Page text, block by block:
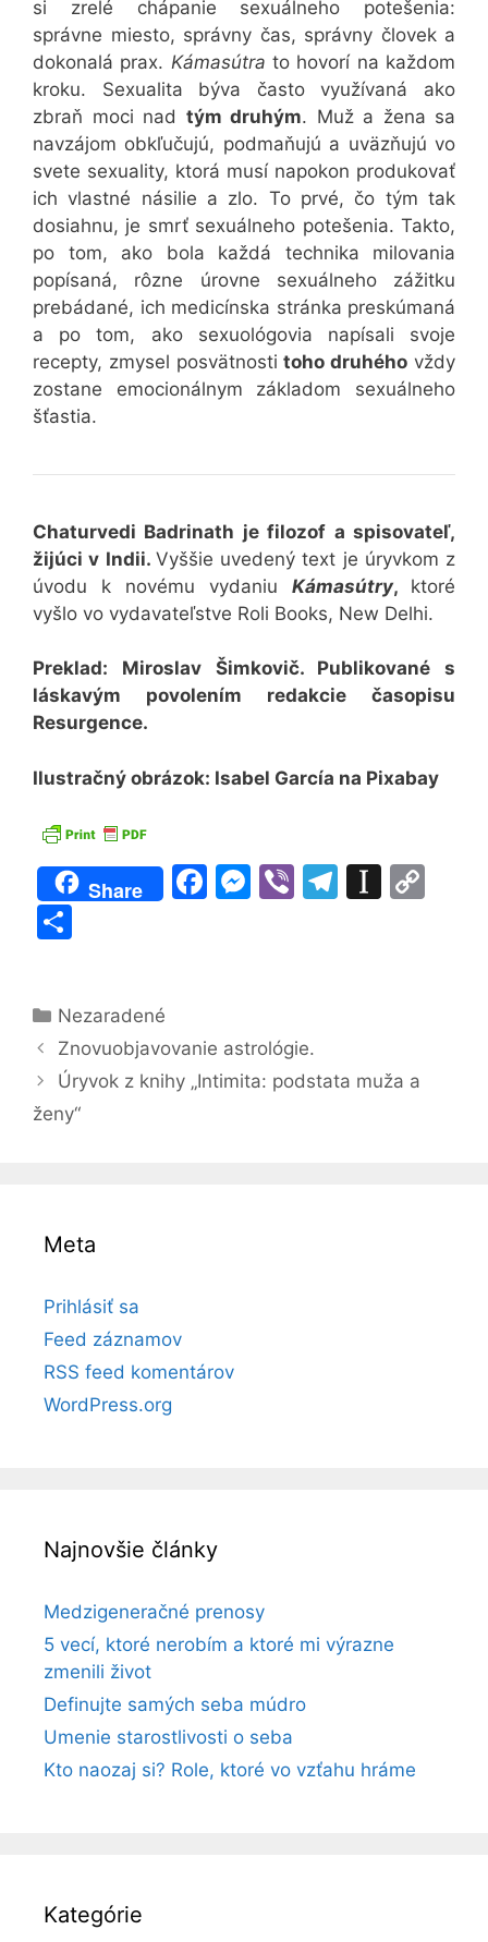
si zrelé chápanie sexuálneho potešenia:
správne miesto, správny čas, správny človek a
dokonalá prax. Kámasútra to hovorí na každom
kroku. Sexualita býva často využívaná ako
zbraň moci nad tým druhým. Muž a žena sa
navzájom obkľučujú, podmaňujú a uväzňujú vo
svete sexuality, ktorá musí napokon produkovať
ich vlastné násilie a zlo. To prvé, čo tým tak
dosiahnu, je smrť sexuálneho potešenia. Takto,
po tom, ako bola každá technika milovania
popísaná, rôzne úrovne sexuálneho zážitku
prebádané, ich medicínska stránka preskúmaná
a po tom, ako sexuológovia napísali svoje
recepty, zmysel posvätnostitoho druhého vždy
zostane emocionálnym základom sexuálneho
šťastia.
Chaturvedi Badrinath je filozof a spisovateľ,
žijúci v Indii. Vyššie uvedený text je úryvkom z
úvodu k novému vydaniu Kámasútry, ktoré
vyšlo vo vydavateľstve Roli Books, New Delhi.
Preklad: Miroslav Šimkovič. Publikované s
láskavým povolením redakcie časopisu
Resurgence.
Ilustračný obrázok: Isabel García na Pixabay
Share
F
o
o
M
n
g
Vi T
In
er
e
Kategórie
Nezaradené
Znovuobjavovanie astrológie.
Úryvok z knihy „Intimita: podstata muža a
ženy“
Meta
Prihlásiť sa
Feed záznamov
RSS feed komentárov
WordPress.org
Najnovšie články
Medzigeneračné prenosy
5 vecí, ktoré nerobím a ktoré mi výrazne
zmenili život
Definujte samých seba múdro
Umenie starostlivosti o seba
Kto naozaj si? Role, ktoré vo vzťahu hráme
Kategórie